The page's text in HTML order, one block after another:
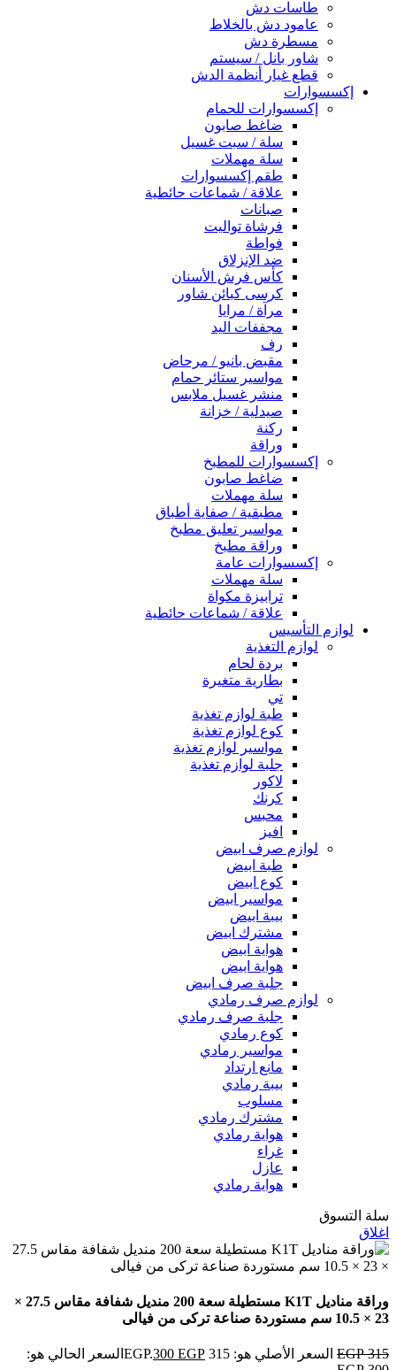
طاسات دش
عامود دش بالخلاط
مسطرة دش
شاور بانل / سيستم
قطع غيار أنظمة الدش
إكسسوارات
إكسسوارات للحمام
ضاغط صابون
سلة / سبت غسيل
سلة مهملات
طقم إكسسوارات
علاقة / شماعات حائطية
صبانات
فرشاة تواليت
فواطة
ضد الإنزلاق
كأس فرش الأسنان
كرسى كبائن شاور
مرآة / مرايا
مجففات اليد
رف
مقبض بانيو / مرحاض
مواسير ستائر حمام
منشر غسيل ملابس
صيدلية / خزانة
ركنة
وراقة
إكسسوارات للمطبخ
ضاغط صابون
سلة مهملات
مطبقية / صفاية أطباق
مواسير تعليق مطبخ
وراقة مطبخ
إكسسوارات عامة
سلة مهملات
ترابيزة مكواة
علاقة / شماعات حائطية
لوازم التأسيس
لوازم التغذية
بردة لحام
بطارية متغيرة
تي
طبة لوازم تغذية
كوع لوازم تغذية
مواسير لوازم تغذية
جلبة لوازم تغذية
لاكور
كرنك
محبس
افيز
لوازم صرف ابيض
طبة ابيض
كوع ابيض
مواسير ابيض
بيبة ابيض
مشترك ابيض
هواية ابيض
هواية ابيض
جلبة صرف ابيض
لوازم صرف رمادي
جلبة صرف رمادي
كوع رمادي
مواسير رمادي
مانع ارتداد
بيبة رمادي
مسلوب
مشترك رمادي
هواية رمادي
غراء
عازل
هواية رمادي
سلة التسوق
اغلاق
وراقة مناديل K1T مستطيلة سعة 200 منديل شفافة مقاس 27.5 ×
23 × 10.5 سم مستوردة صناعة تركى من فيالى
315
EGP السعر الأصلي هو: 315 EGP. 300 EGP
السعر الحالي هو: